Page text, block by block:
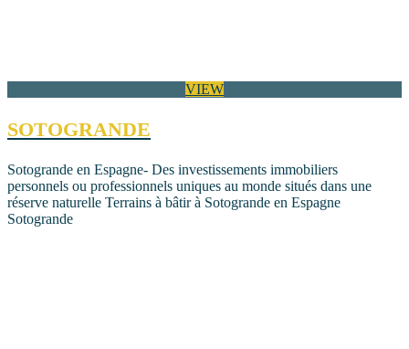
VIEW
SOTOGRANDE
Sotogrande en Espagne- Des investissements immobiliers
personnels ou professionnels uniques au monde situés dans une
réserve naturelle Terrains à bâtir à Sotogrande en Espagne
Sotogrande